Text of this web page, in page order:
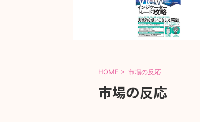
HOME > 市場の反応
市場の反応